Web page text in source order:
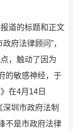
道的标题和正文
府法律顾问”，
，触动了因为
的敏感神经，于
在4月14日
深圳市政府法制
不是市政府法律